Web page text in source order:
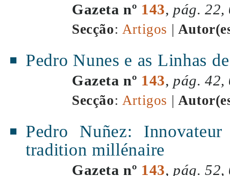
Gazeta nº 143, pág. 22,
Secção: Artigos |
Pedro Nunes e as Linhas
Gazeta nº 143, pág. 42,
Secção: Artigos |
Pedro Nuñez:
tradition millénaire
Gazeta nº 143, pág. 52,